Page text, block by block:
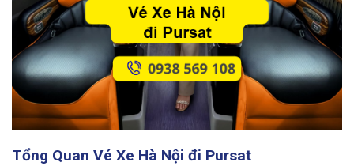
Tổng Quan Vé Xe Hà Nội đi Pursat